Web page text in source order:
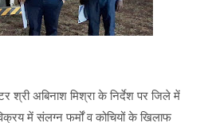
श्री अबिनाश मिश्रा के निर्देश पर जिले में
में संलग्न फर्मों व कोचियों के खिलाफ